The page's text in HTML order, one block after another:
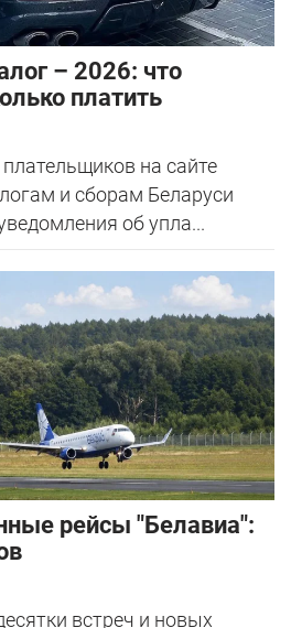
– 2026: что
платить
на сайте
и сборам Беларуси
об упла...
рейсы "Белавиа":
встреч и новых